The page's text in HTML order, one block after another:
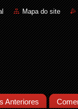
Mapa do site
Anteriores